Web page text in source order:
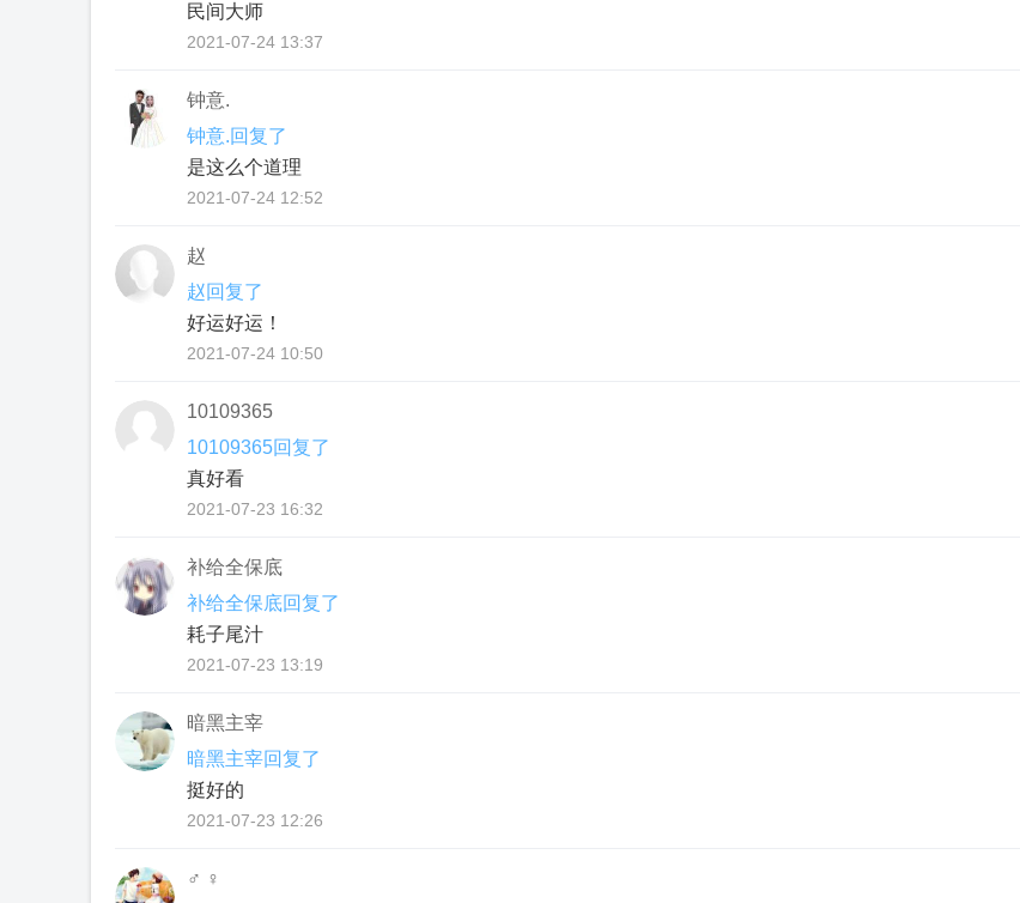
民间大师
2021-07-24 13:37
钟意.
钟意.回复了
是这么个道理
2021-07-24 12:52
赵
赵回复了
好运好运！
2021-07-24 10:50
10109365
10109365回复了
真好看
2021-07-23 16:32
补给全保底
补给全保底回复了
耗子尾汁
2021-07-23 13:19
暗黑主宰
暗黑主宰回复了
挺好的
2021-07-23 12:26
♂ ♀